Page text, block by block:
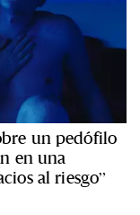
un pedófilo
en una
al riesgo”